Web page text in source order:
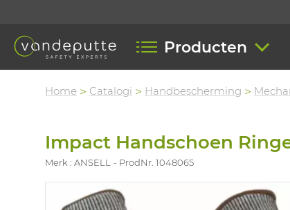
Producten
Home Catalogi Handbescherming
Impact Handschoen
Merk : ANSELL ProdNr. 1048065